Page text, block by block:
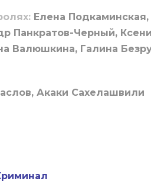
Елена
Панкратов-Черный,
Валюшкина, Галина
Акаки Сахелашвили